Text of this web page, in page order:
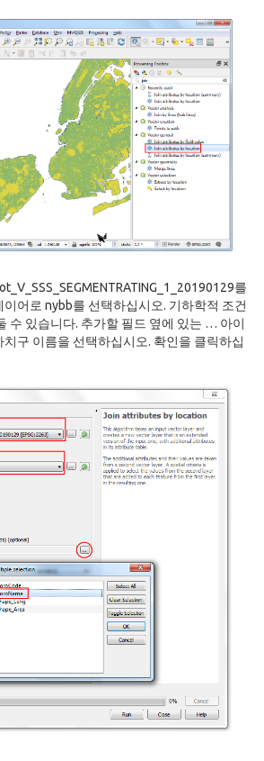
를
이어로 nybb를 선택하십시오. 기하학적 조건
수 있습니다. 추가할 필드 옆에 있는 … 아이
치구 이름을 선택하십시오. 확인을 클릭하십